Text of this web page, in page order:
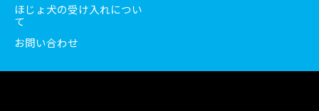
ほじょ犬の受け入れについ
て
お問い合わせ